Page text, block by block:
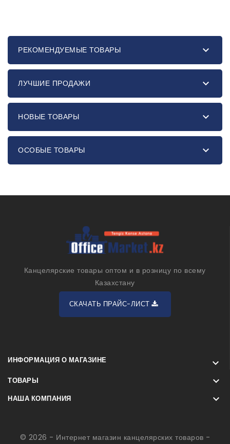
РЕКОМЕНДУЕМЫЕ ТОВАРЫ 
ЛУЧШИЕ ПРОДАЖИ 
НОВЫЕ ТОВАРЫ 
ОСОБЫЕ ТОВАРЫ 
Канцелярские товары оптом и в розницу по всему
Казахстану
СКАЧАТЬ ПРАЙС-ЛИСТ
ИНФОРМАЦИЯ О МАГАЗИНЕ 
ТОВАРЫ 
НАША КОМПАНИЯ 
© 2026 - Интернет магазин канцелярских товаров -